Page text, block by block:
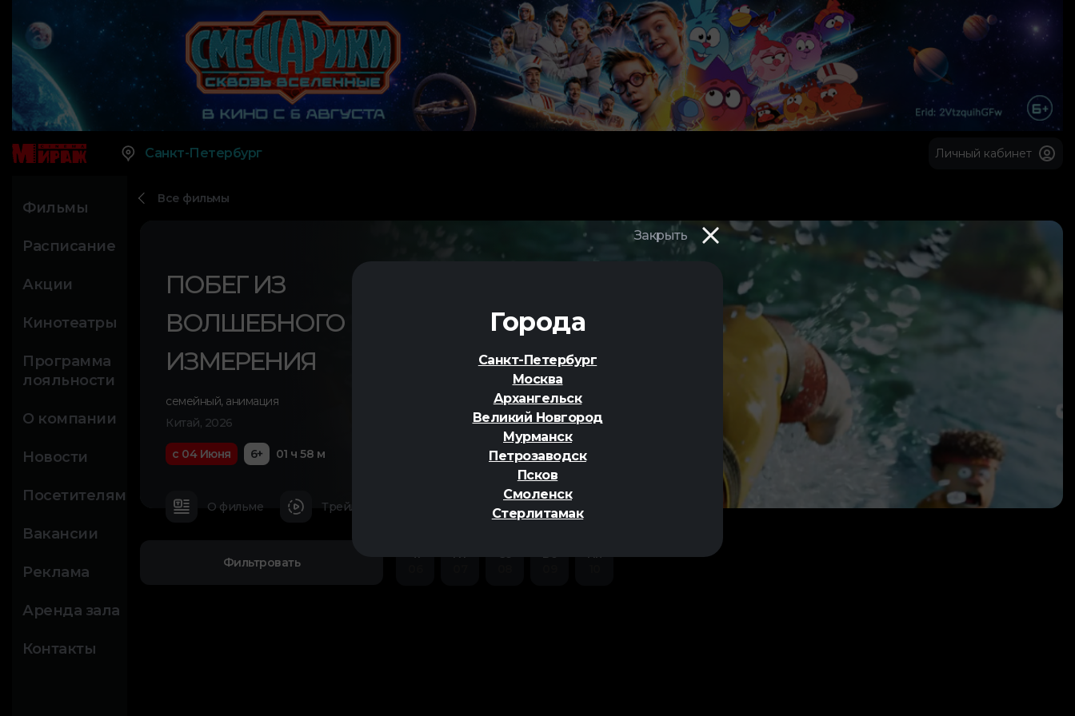
Закрыть
Города
Санкт-Петербург
Москва
Архангельск
Великий Новгород
Мурманск
Петрозаводск
Псков
Смоленск
Стерлитамак
Санкт-Петербург Личный кабинет
Фильмы
Расписание
Акции
Кинотеатры
Программа
лояльности
О компании
Новости
Посетителям
Вакансии
Реклама
Аренда зала
Контакты
Все фильмы
ПОБЕГ ИЗ
ВОЛШЕБНОГО
ИЗМЕРЕНИЯ
семейный,анимация
Китай, 2026
с 04 Июня 6+ 01 ч 58 м
О фильме Трейлер
Фильтровать
Чт
Пт
Сб
Вс
Пн